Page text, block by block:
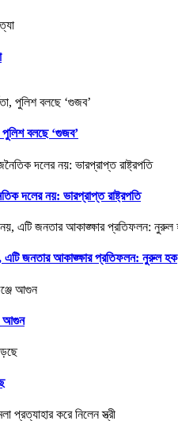
বলছে ‘গুজব’
দলের নয়: ভারপ্রাপ্ত রাষ্ট্রপতি
জনতার আকাঙ্ক্ষার প্রতিফলন: নুরুল হক
আগুন